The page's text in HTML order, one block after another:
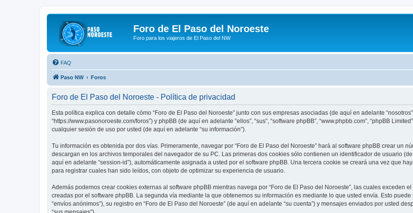
Foro de El Paso del Noroeste
Foro para los viajeros de El Paso del NW
FAQ
Paso NW Foros
Foro de El Paso del Noroeste - Política de privacidad
Esta política explica con detalle cómo “Foro de El Paso del Noroeste” junto con sus empresas asociadas (de aquí en adelante “nosotros”,
“https://www.pasonoroeste.com/foros”) y phpBB (de aquí en adelante “ellos”, “sus”, “software phpBB”, “www.phpbb.com”, “phpBB
cualquier sesión de uso por usted (de aquí en adelante “su información”).
Tu información es obtenida por dos vías. Primeramente, navegar por “Foro de El Paso del Noroeste” hará al software phpBB crear un
descargan en los archivos temporales del navegador de su PC. Las primeras dos cookies sólo contienen un identificador de usuario
aquí en adelante “session-id”), automáticamente asignada a usted por el software phpBB. Una tercera cookie se creará una vez que
para registrar cuales han sido leídos, con objeto de optimizar su experiencia de usuario.
Además podemos crear cookies externas al software phpBB mientras navega por “Foro de El Paso del Noroeste”, las cuales exceden
creadas por el software phpBB. La segunda vía mediante la que obtenemos su información es mediante lo que usted envía. Esto
“envíos anónimos”), su registro en “Foro de El Paso del Noroeste” (de aquí en adelante “su cuenta”) y mensajes enviados por usted